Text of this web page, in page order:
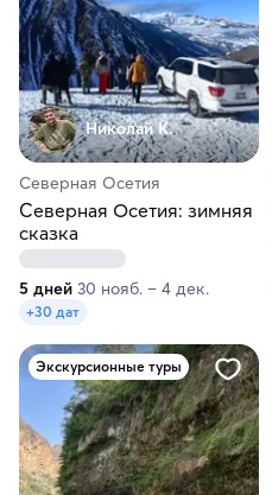
Николай К.
Северная Осетия
Северная Осетия: зимняя
сказка
5 дней 30 нояб. – 4 дек.
+30 дат
Экскурсионные туры